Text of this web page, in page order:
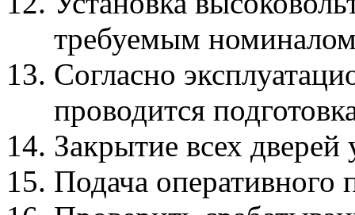
требуемым
Согласно
проводится
Закрытие всех дверей
Подача оперативного